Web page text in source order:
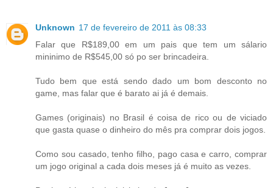
Unknown 17 de fevereiro de 2011 às 08:33
Falar que R$189,00 em um pais que tem um sálario
mininimo de R$545,00 só po ser brincadeira.
Tudo bem que está sendo dado um bom desconto no
game, mas falar que é barato ai já é demais.
Games (originais) no Brasil é coisa de rico ou de viciado
que gasta quase o dinheiro do mês pra comprar dois jogos.
Como sou casado, tenho filho, pago casa e carro, comprar
um jogo original a cada dois meses já é muito as vezes.